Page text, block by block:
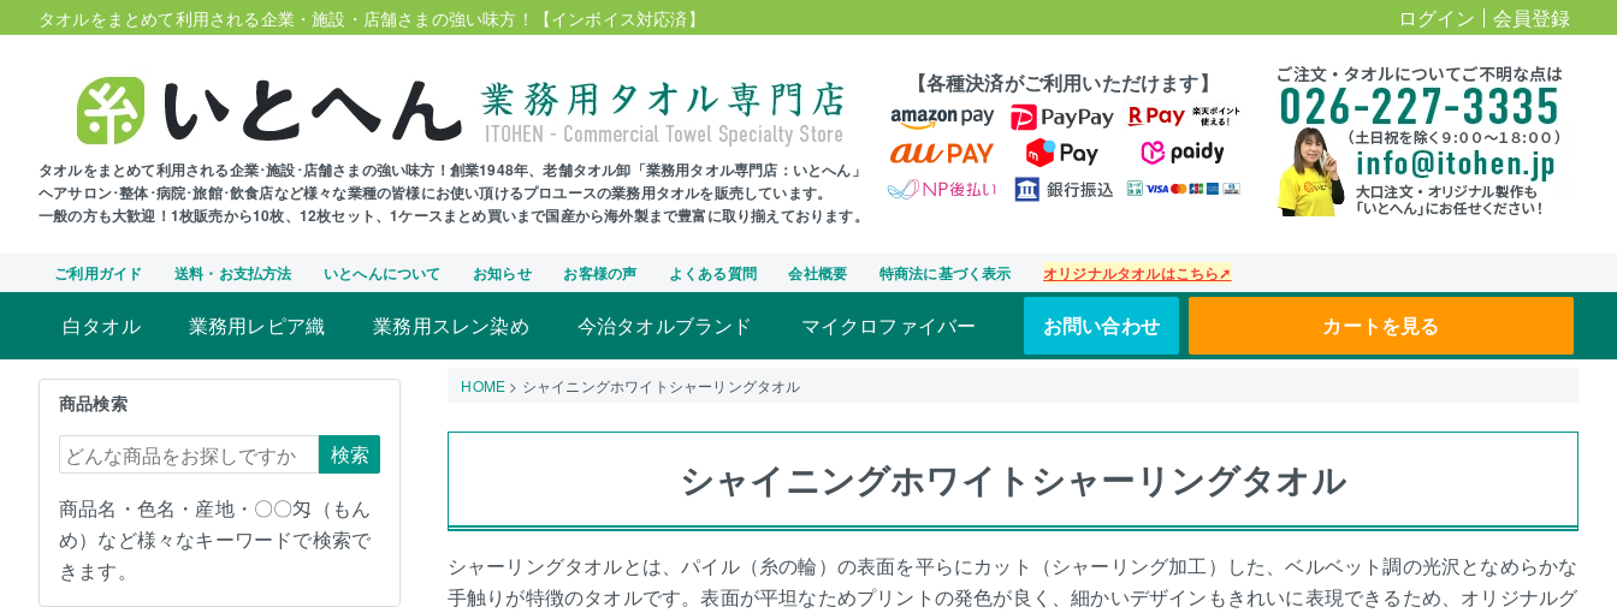
タオルをまとめて利用される企業・施設・店舗さまの強い味方！ 【インボイス対応済】 ログイン 会員登録
タオルをまとめて利用される企業･施設･店舗さまの強い味方！創業1948年、老舗タオル卸「業務用タオル専門店：いとへん」
ヘアサロン･整体･病院･旅館･飲食店など様々な業種の皆様にお使い頂けるプロユースの業務用タオルを販売しています。
一般の方も大歓迎！1枚販売から10枚、12枚セット、1ケースまとめ買いまで国産から海外製まで豊富に取り揃えております。
【各種決済がご利用いただけます】
ご利用ガイド 送料・お支払方法 いとへんについて お知らせ お客様の声 よくある質問 会社概要 特商法に基づく表示 オリジナルタオルはこちら➚
白タオル 業務用レピア織 業務用スレン染め 今治タオルブランド マイクロファイバー お問い合わせ カートを見る
商品検索
検索
商品名・色名・産地・〇〇匁（もん
め）など様々なキーワードで検索で
きます。
HOME シャイニングホワイトシャーリングタオル
シャイニングホワイトシャーリングタオル
シャーリングタオルとは、パイル（糸の輪）の表面を平らにカット（シャーリング加工）した、ベルベット調の光沢となめらかな
手触りが特徴のタオルです。表面が平坦なためプリントの発色が良く、細かいデザインもきれいに表現できるため、オリジナルグ